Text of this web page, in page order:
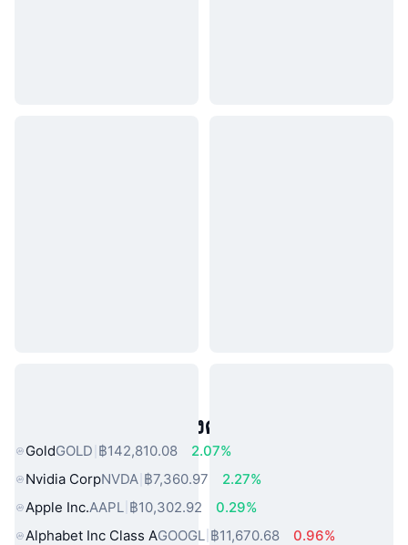
สินทรัพย์ในโลกแห่งความจริงยอดนิยม
GoldGOLD ฿142,810.08
2.07%
Nvidia CorpNVDA ฿7,360.97
2.27%
Apple Inc.AAPL ฿10,302.92
0.29%
Alphabet Inc Class AGOOGL ฿11,670.68
0.96%